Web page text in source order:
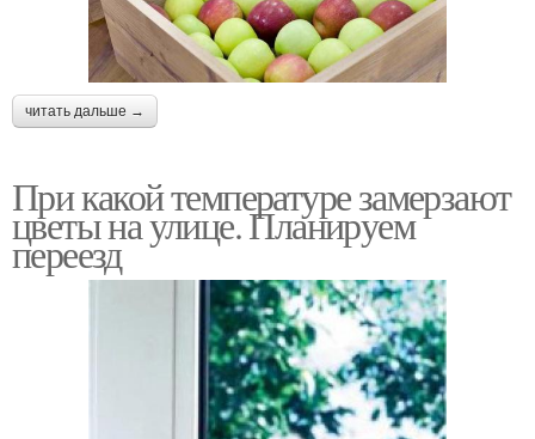
читать дальше →
При какой температуре замерзают
цветы на улице. Планируем
переезд